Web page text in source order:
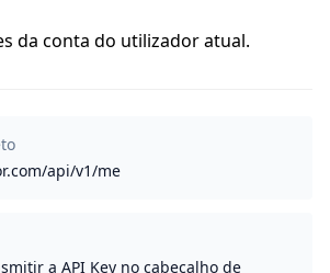
da conta do utilizador atual.
api/v1/me
a API Key no cabeçalho de